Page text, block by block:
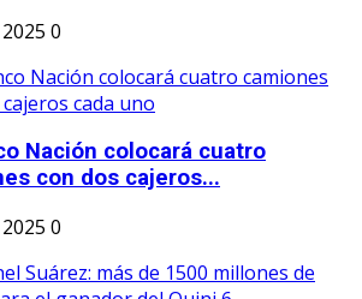
0
Nación colocará cuatro
con dos cajeros...
0